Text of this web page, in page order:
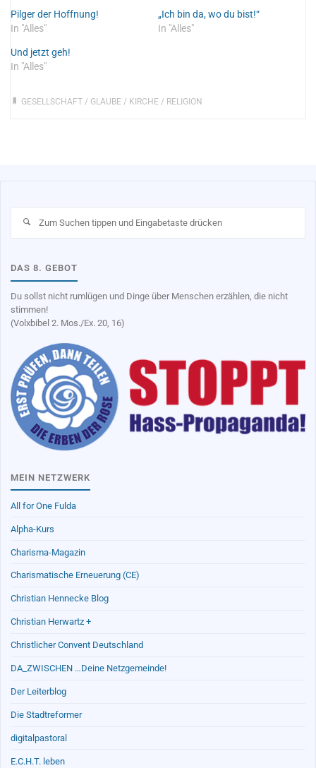
Pilger der Hoffnung!
In "Alles"
„Ich bin da, wo du bist!“
In "Alles"
Und jetzt geh!
In "Alles"
GESELLSCHAFT/ GLAUBE / KIRCHE / RELIGION
DAS 8. GEBOT
Du sollst nicht rumlügen und Dinge über Menschen erzählen, die nicht
stimmen!
(Volxbibel 2. Mos./Ex. 20, 16)
MEIN NETZWERK
All for One Fulda
Alpha-Kurs
Charisma-Magazin
Charismatische Erneuerung (CE)
Christian Hennecke Blog
Christian Herwartz +
Christlicher Convent Deutschland
DA_ZWISCHEN …Deine Netzgemeinde!
Der Leiterblog
Die Stadtreformer
digitalpastoral
E.C.H.T. leben